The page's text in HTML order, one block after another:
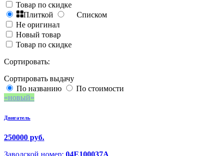
Товар по скидке
Плиткой
Списком
Не оригинал
Новый товар
Товар по скидке
Сортировать:
Сортировать выдачу
По названию
По стоимости
новый
Двигатель
250000 руб.